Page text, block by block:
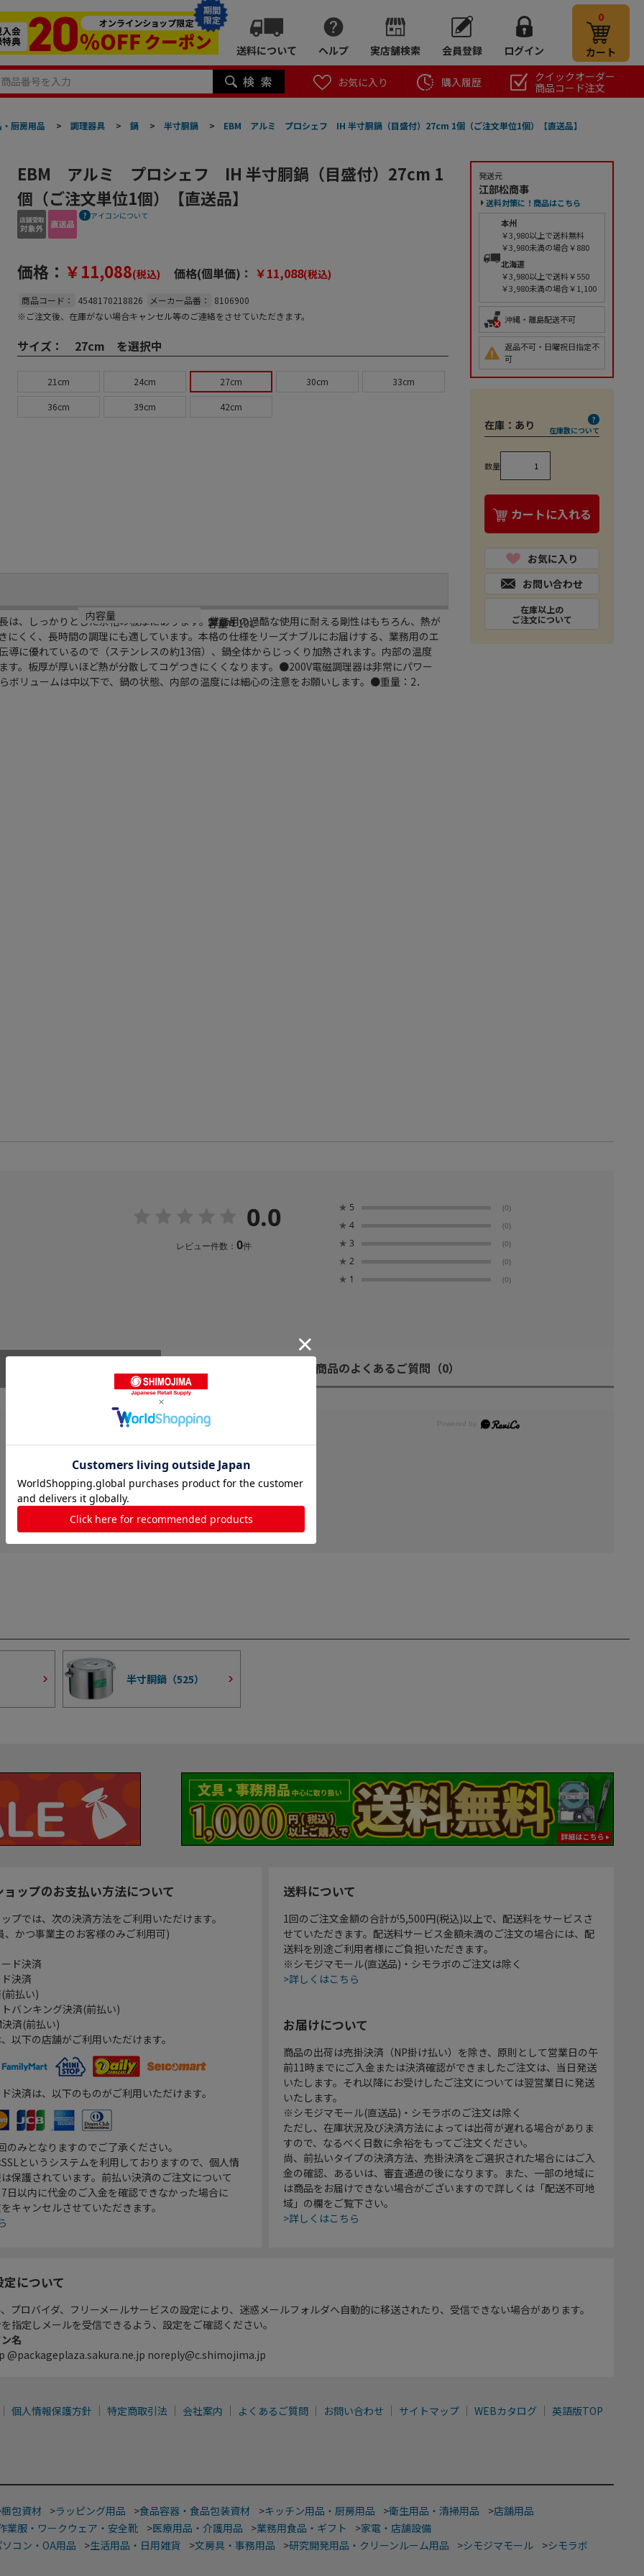
期間
限定
送料について ヘルプ 実店舗検索 会員登録 ログイン
0
カート
お気に入り 購入履歴
クイックオーダー
商品コード注文
厨房用品 > 調理器具 > 鍋 > 半寸胴鍋 > EBM アルミ プロシェフ IH 半寸胴鍋（目盛付）27cm 1個（ご注文単位1個）【直送品】
EBM アルミ プロシェフ IH 半寸胴鍋（目盛付）27cm 1
個（ご注文単位1個）【直送品】
アイコンについて
価格： ￥11,088(税込) 価格(個単価)： ￥11,088(税込)
商品コード： 4548170218826 メーカー品番：
8106900
※ご注文後、在庫がない場合キャンセル等のご連絡をさせていただきます。
サイズ： 27cm を選択中
21cm 24cm 27cm 30cm 33cm
36cm 39cm 42cm
、しっかりとした余裕の板厚にあります。業務用の過酷な使用に耐える剛性はもちろん、熱が
にくく、長時間の調理にも適しています。本格の仕様をリーズナブルにお届けする、業務用のエ
導に優れているので（ステンレスの約13倍）、鍋全体からじっくり加熱されます。内部の温度
す。板厚が厚いほど熱が分散してコゲつきにくくなります。●200V電磁調理器は非常にパワー
ボリュームは中以下で、鍋の状態、内部の温度には細心の注意をお願いします。●重量：2．
規格
27cm
材質
アルミ
内容量
容量：10L
発送元
江部松商事
送料対策に！商品はこちら
本州
￥3,980以上で送料無料
￥3,980未満の場合￥880
北海道
￥3,980以上で送料￥550
￥3,980未満の場合￥1,100
沖縄・離島配送不可
返品不可・日曜祝日指定不
可
在庫： あり 在庫数について
数量
カートに入れる
お気に入り
お問い合わせ
在庫以上の
ご注文について
0.0
レビュー件数： 0件
★ 5 (0)
★ 4 (0)
★ 3 (0)
★ 2 (0)
★ 1 (0)
商品のよくあるご質問 （0）
半寸胴鍋（525）
ップのお支払い方法について
プでは、次の決済方法をご利用いただけます。
、かつ事業主のお客様のみご利用可)
ド決済
決済
前払い)
バンキング決済(前払い)
決済(前払い)
以下の店舗がご利用いただけます。
決済は、以下のものがご利用いただけます。
のみとなりますのでご了承ください。
というシステムを利用しておりますので、個人情
保護されています。前払い決済のご注文について
日以内に代金のご入金を確認できなかった場合に
キャンセルさせていただきます。
送料について
1回のご注文金額の合計が5,500円(税込)以上で、配送料をサービスさ
せていただきます。配送料サービス金額未満のご注文の場合には、配
送料を別途ご利用者様にご負担いただきます。
※シモジマモール(直送品)・シモラボのご注文は除く
>詳しくはこちら
お届けについて
商品の出荷は売掛決済（NP掛け払い）を除き、原則として営業日の午
前11時までにご入金または決済確認ができましたご注文は、当日発送
いたします。それ以降にお受けしたご注文については翌営業日に発送
いたします。
※シモジマモール(直送品)・シモラボのご注文は除く
ただし、在庫状況及び決済方法によっては出荷が遅れる場合がありま
すので、なるべく日数に余裕をもってご注文ください。
尚、前払いタイプの決済方法、売掛決済をご選択された場合にはご入
金の確認、あるいは、審査通過の後になります。また、一部の地域に
は商品をお届けできない場合がございますので詳しくは「配送不可地
域」の欄をご覧下さい。
>詳しくはこちら
について
プロバイダ、フリーメールサービスの設定により、迷惑メールフォルダへ自動的に移送されたり、受信できない場合があります。
指定しメールを受信できるよう、設定をご確認ください。
名
@packageplaza.sakura.ne.jp noreply@c.shimojima.jp
個人情報保護方針 特定商取引法 会社案内 よくあるご質問 お問い合わせ サイトマップ WEBカタログ 英語版TOP
梱包資材 >ラッピング用品 >食品容器・食品包装資材 >キッチン用品・厨房用品 >衛生用品・清掃用品 >店舗用品
業服・ワークウェア・安全靴 >医療用品・介護用品 >業務用食品・ギフト >家電・店舗設備
コン・OA用品 >生活用品・日用雑貨 >文房具・事務用品 >研究開発用品・クリーンルーム用品 >シモジマモール >シモラボ